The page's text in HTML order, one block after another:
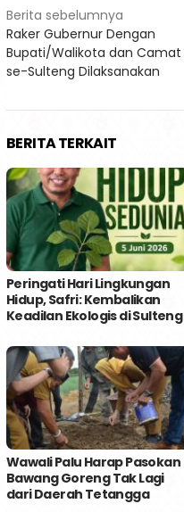
Navigasi
pos
Berita sebelumnya
Raker Gubernur Dengan
Bupati/Walikota dan Camat
se-Sulteng Dilaksanakan
BERITA TERKAIT
Peringati Hari Lingkungan
Hidup, Safri: Kembalikan
Keadilan Ekologis di Sulteng
Wawali Palu Harap Pasokan
Bawang Goreng Tak Lagi
dari Daerah Tetangga